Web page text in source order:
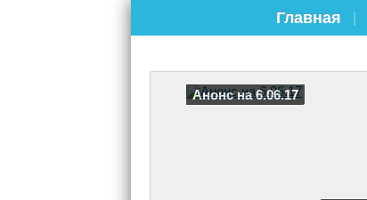
Главная
Анонс на 6.06.17